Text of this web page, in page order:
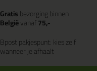
Gratisbezorging binnen
Belgiëvanaf75,-
Bpost pakjespunt: kies zelf
wanneer je afhaalt